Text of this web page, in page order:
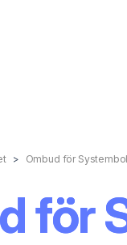
Ombud för
för